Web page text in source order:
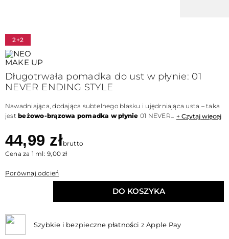
2+2
Długotrwała pomadka do ust w płynie: 01
NEVER ENDING STYLE
Nawadniająca, dodająca subtelnego blasku i ujędrniająca usta – taka
jestbeżowo-brązowa pomadka w płynie 01 NEVER... + Czytaj więcej
44,99 złbrutto
Cena za 1 ml: 9,00 zł
Porównaj odcień
DO KOSZYKA
Szybkie i bezpieczne płatności z Apple Pay